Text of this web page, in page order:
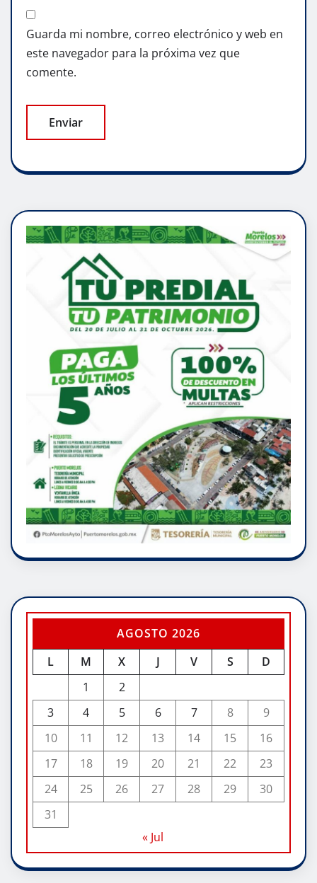
Guarda mi nombre, correo electrónico y web en
este navegador para la próxima vez que
comente.
AGOSTO 2026
L
M X J V S
D
1
2
3
4 5 6 7 8
9
10
11 12 13 14 15
16
17
18 19 20 21 22
23
24
25 26 27 28 29
30
31
« Jul